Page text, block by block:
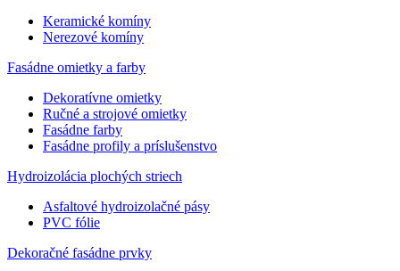
Keramické komíny
Nerezové komíny
Fasádne omietky a farby
Dekoratívne omietky
Ručné a strojové omietky
Fasádne farby
Fasádne profily a príslušenstvo
Hydroizolácia plochých striech
Asfaltové hydroizolačné pásy
PVC fólie
Dekoračné fasádne prvky